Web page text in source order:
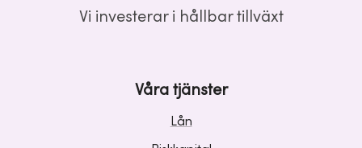
Vi investerar i hållbar tillväxt
Våra tjänster
Lån